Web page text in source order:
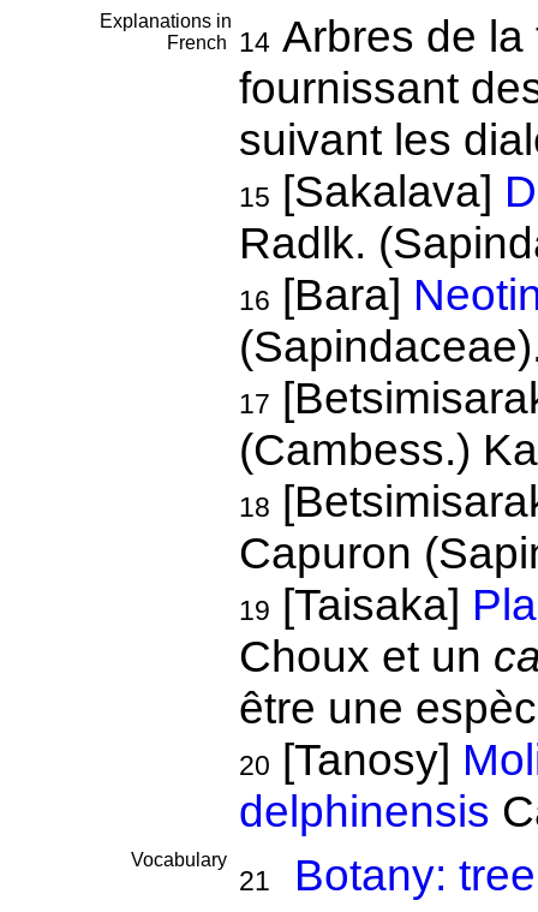
Explanations in
French
14Arbres de la
fournissant
suivant les
15 [Sakalava]
Radlk.
16 [Bara]
17
(Cambess.)
18
Capuron
19 [Taisaka]
Choux et un
être une
20 [Tanosy]
delphinensis
Vocabulary
21 Botany: tree